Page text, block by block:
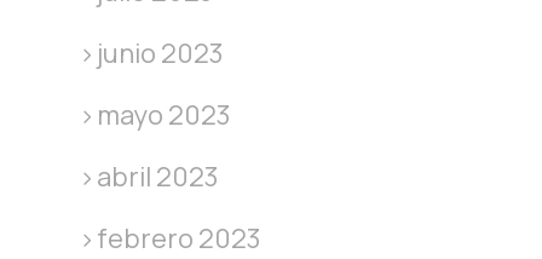
junio 2023
mayo 2023
abril 2023
febrero 2023